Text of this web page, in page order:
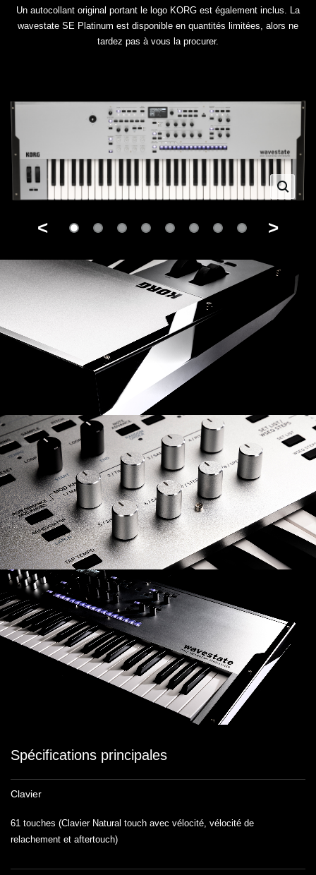
Un autocollant original portant le logo KORG est également inclus. La
wavestate SE Platinum est disponible en quantités limitées, alors ne
tardez pas à vous la procurer.
< >
Spécifications principales
Clavier
61 touches (Clavier Natural touch avec vélocité, vélocité de
relachement et aftertouch)